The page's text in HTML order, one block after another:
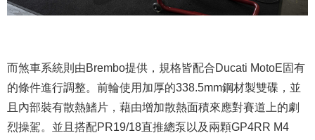
而煞車系統則由Brembo提供，規格皆配合Ducati MotoE固有
的條件進行調整。前輪使用加厚的338.5mm鋼材製雙碟，並
且內部裝有散熱鰭片，藉由增加散熱面積來應對賽道上的劇
烈操駕。並且搭配PR19/18直推總泵以及兩顆GP4RR M4